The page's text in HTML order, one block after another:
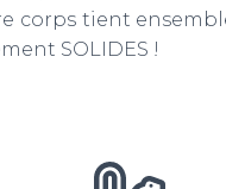
corps tient
SOLIDES !